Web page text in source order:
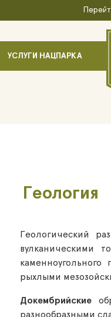
УСЛУГИ НАЦПАРКА
Геология
Геологический
вулканическими
рыхлыми
Докембрийские
разнообразными